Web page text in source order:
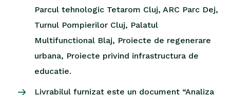
Parcul tehnologic Tetarom Cluj, ARC Parc Dej,
Turnul Pompierilor Cluj, Palatul
Multifunctional Blaj, Proiecte de regenerare
urbana, Proiecte privind infrastructura de
educatie.
Livrabilul furnizat este un document “Analiza